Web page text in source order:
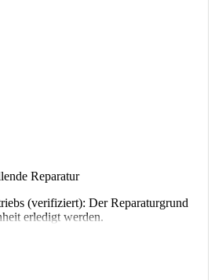
Reparatur
(verifiziert): Der Reparaturgrund
erledigt werden.